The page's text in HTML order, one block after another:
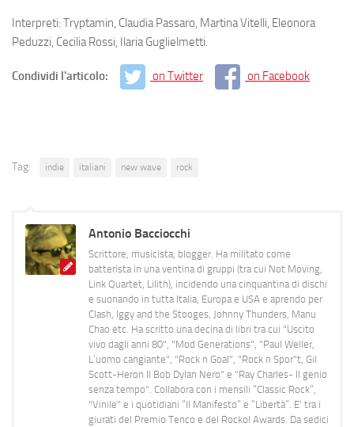
Interpreti: Tryptamin, Claudia Passaro, Martina Vitelli, Eleonora
Peduzzi, Cecilia Rossi, Ilaria Guglielmetti.
Condividi l'articolo: on Twitter on Facebook
Tag: indie italiani new wave rock
Antonio Bacciocchi
Scrittore, musicista, blogger. Ha militato come
batterista in una ventina di gruppi (tra cui Not Moving,
Link Quartet, Lilith), incidendo una cinquantina di dischi
e suonando in tutta Italia, Europa e USA e aprendo per
Clash, Iggy and the Stooges, Johnny Thunders, Manu
Chao etc. Ha scritto una decina di libri tra cui "Uscito
vivo dagli anni 80", "Mod Generations", "Paul Weller,
L’uomo cangiante", "Rock n Goal", "Rock n Spor"t, Gil
Scott-Heron Il Bob Dylan Nero" e "Ray Charles- Il genio
senza tempo". Collabora con i mensili “Classic Rock”,
"Vinile" e i quotidiani “Il Manifesto” e “Libertà”. E' tra i
giurati del Premio Tenco e del Rockol Awards. Da sedici